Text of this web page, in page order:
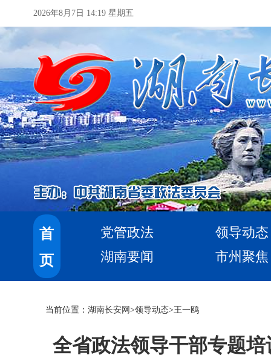
2026年8月7日 14:19 星期五
首
页
党管政法
领导动态
湖南要闻
市州聚焦
当前位置： 湖南长安网 >领导动态>王一鸥
全省政法领导干部专题